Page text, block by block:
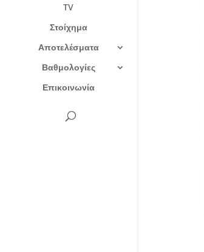
TV
Στοίχημα
Αποτελέσματα
Βαθμολογίες
Επικοινωνία